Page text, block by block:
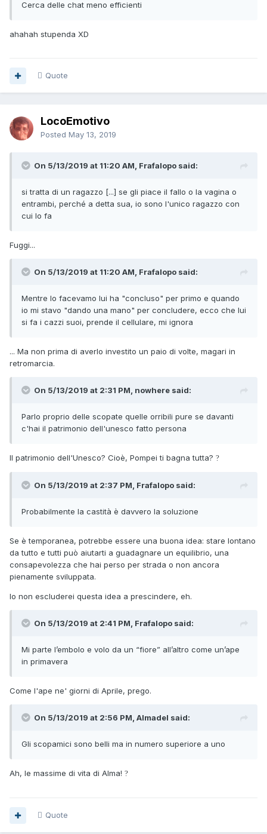
Cerca delle chat meno efficienti
ahahah stupenda XD
Quote
LocoEmotivo
Posted May 13, 2019
On 5/13/2019 at 11:20 AM, Frafalopo said:
si tratta di un ragazzo [...] se gli piace il fallo o la vagina o
entrambi, perché a detta sua, io sono l'unico ragazzo con
cui lo fa
Fuggi...
On 5/13/2019 at 11:20 AM, Frafalopo said:
Mentre lo facevamo lui ha "concluso" per primo e quando
io mi stavo "dando una mano" per concludere, ecco che lui
si fa i cazzi suoi, prende il cellulare, mi ignora
... Ma non prima di averlo investito un paio di volte, magari in
retromarcia.
On 5/13/2019 at 2:31 PM, nowhere said:
Parlo proprio delle scopate quelle orribili pure se davanti
c'hai il patrimonio dell'unesco fatto persona
Il patrimonio dell'Unesco? Cioè, Pompei ti bagna tutta? ?
On 5/13/2019 at 2:37 PM, Frafalopo said:
Probabilmente la castità è davvero la soluzione
Se è temporanea, potrebbe essere una buona idea: stare lontano
da tutto e tutti può aiutarti a guadagnare un equilibrio, una
consapevolezza che hai perso per strada o non ancora
pienamente sviluppata.
Io non escluderei questa idea a prescindere, eh.
On 5/13/2019 at 2:41 PM, Frafalopo said:
Mi parte l’embolo e volo da un “fiore” all’altro come un’ape
in primavera
Come l'ape ne' giorni di Aprile, prego.
On 5/13/2019 at 2:56 PM, Almadel said:
Gli scopamici sono belli ma in numero superiore a uno
Ah, le massime di vita di Alma! ?
Quote